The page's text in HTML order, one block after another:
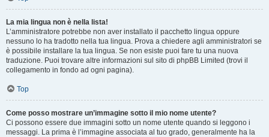
La mia lingua non è nella lista!
L’amministratore potrebbe non aver installato il pacchetto lingua oppure
nessuno lo ha tradotto nella tua lingua. Prova a chiedere agli amministratori se
è possibile installare la tua lingua. Se non esiste puoi fare tu una nuova
traduzione. Puoi trovare altre informazioni sul sito di phpBB Limited (trovi il
collegamento in fondo ad ogni pagina).
Top
Come posso mostrare un’immagine sotto il mio nome utente?
Ci possono essere due immagini sotto un nome utente quando si leggono i
messaggi. La prima è l’immagine associata al tuo grado, generalmente ha la